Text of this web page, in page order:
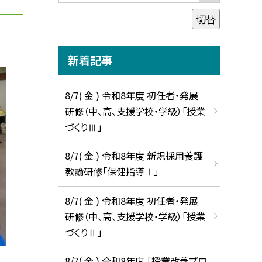
切替
新着記事
8/7( 金 ) 令和8年度 初任者・発展
研修（中、高、支援学校・学級）「授業
づくりⅢ」
8/7( 金 ) 令和8年度 新規採用養護
教諭研修「保健指導Ⅰ」
8/7( 金 ) 令和8年度 初任者・発展
研修（中、高、支援学校・学級）「授業
づくりⅡ」